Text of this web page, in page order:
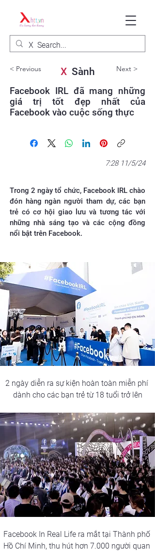
< Previous XSành Next >
Facebook IRL đã mang những
giá trị tốt đẹp nhất của
Facebook vào cuộc sống thực
7:28 11/5/24
Trong 2 ngày tổ chức, Facebook IRL chào
đón hàng ngàn người tham dự, các bạn
trẻ có cơ hội giao lưu và tương tác với
những nhà sáng tạo và các cộng đồng
nổi bật trên Facebook.
2 ngày diễn ra sự kiện hoàn toàn miễn phí
dành cho các bạn trẻ từ 18 tuổi trở lên
Facebook In Real Life ra mắt tại Thành phố
Hồ Chí Minh, thu hút hơn 7.000 người quan